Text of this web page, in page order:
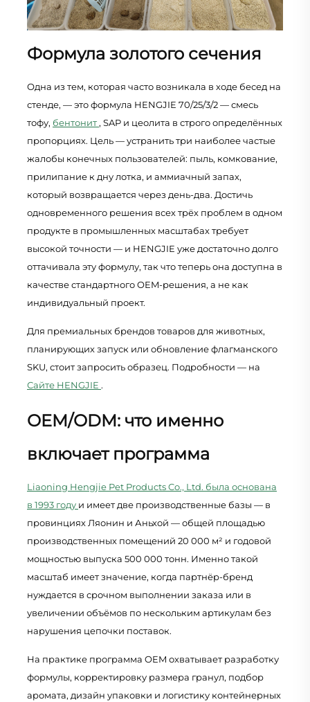
Формула золотого сечения
Одна из тем, которая часто возникала в ходе бесед на
стенде, — это формула HENGJIE 70/25/3/2 — смесь
тофу, бентонит , SAP и цеолита в строго определённых
пропорциях. Цель — устранить три наиболее частые
жалобы конечных пользователей: пыль, комкование,
прилипание к дну лотка, и аммиачный запах,
который возвращается через день-два. Достичь
одновременного решения всех трёх проблем в одном
продукте в промышленных масштабах требует
высокой точности — и HENGJIE уже достаточно долго
оттачивала эту формулу, так что теперь она доступна в
качестве стандартного OEM-решения, а не как
индивидуальный проект.
Для премиальных брендов товаров для животных,
планирующих запуск или обновление флагманского
SKU, стоит запросить образец. Подробности — на
Сайте HENGJIE .
OEM/ODM: что именно
включает программа
Liaoning Hengjie Pet Products Co., Ltd. была основана
в 1993 году и имеет две производственные базы — в
провинциях Ляонин и Аньхой — общей площадью
производственных помещений 20 000 м² и годовой
мощностью выпуска 500 000 тонн. Именно такой
масштаб имеет значение, когда партнёр-бренд
нуждается в срочном выполнении заказа или в
увеличении объёмов по нескольким артикулам без
нарушения цепочки поставок.
На практике программа OEM охватывает разработку
формулы, корректировку размера гранул, подбор
аромата, дизайн упаковки и логистику контейнерных